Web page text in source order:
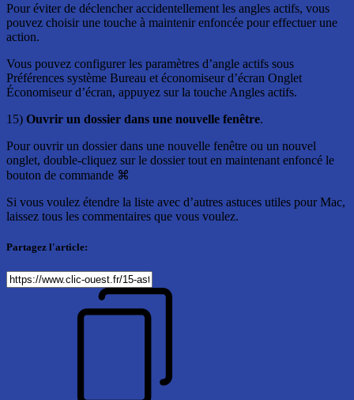
Pour éviter de déclencher accidentellement les angles actifs, vous
pouvez choisir une touche à maintenir enfoncée pour effectuer une
action.
Vous pouvez configurer les paramètres d’angle actifs sous
Préférences système Bureau et économiseur d’écran Onglet
Économiseur d’écran, appuyez sur la touche Angles actifs.
15) Ouvrir un dossier dans une nouvelle fenêtre.
Pour ouvrir un dossier dans une nouvelle fenêtre ou un nouvel
onglet, double-cliquez sur le dossier tout en maintenant enfoncé le
bouton de commande ⌘
Si vous voulez étendre la liste avec d’autres astuces utiles pour Mac,
laissez tous les commentaires que vous voulez.
Partagez l'article: